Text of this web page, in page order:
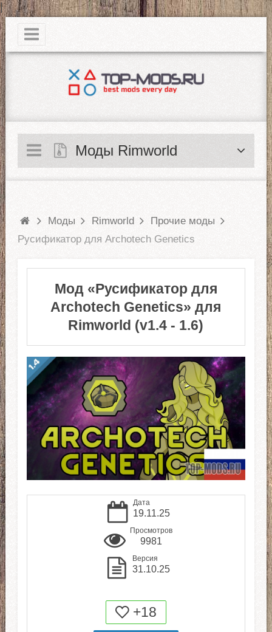
|
Моды Rimworld
Моды Rimworld
Прочие моды
Русификатор для Archotech Genetics
Мод «Русификатор для
Archotech Genetics» для
Rimworld (v1.4 - 1.6)
Дата
19.11.25
Просмотров
9981
Версия
31.10.25
+18